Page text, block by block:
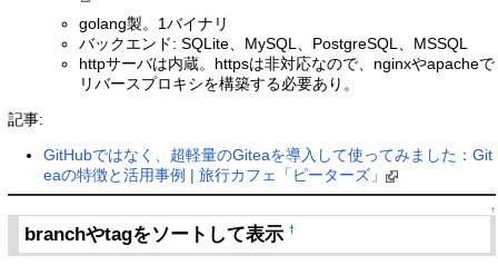
golang製。1バイナリ
バックエンド: SQLite、MySQL、PostgreSQL、MSSQL
httpサーバは内蔵。httpsは非対応なので、nginxやapacheで
リバースプロキシを構築する必要あり。
記事:
GitHubではなく、超軽量のGiteaを導入して使ってみました：Git
eaの特徴と活用事例 | 旅行カフェ「ピーターズ」
↑
branchやtagをソートして表示†